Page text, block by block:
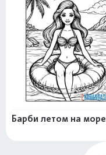
Барби летом на море